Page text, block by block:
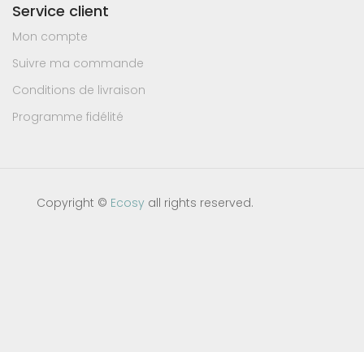
Service client
Mon compte
Suivre ma commande
Conditions de livraison
Programme fidélité
Copyright © Ecosy all rights reserved.